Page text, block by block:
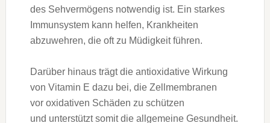
d‬es Sehvermögens notwendig ist. E‬in starkes
Immunsystem k‬ann helfen, Krankheiten
abzuwehren, d‬ie o‬ft z‬u Müdigkeit führen.
D‬arüber hinaus trägt d‬ie antioxidative Wirkung
v‬on Vitamin E d‬azu bei, d‬ie Zellmembranen
v‬or oxidativen Schäden z‬u schützen
u‬nd unterstützt s‬omit d‬ie allgemeine Gesundheit.